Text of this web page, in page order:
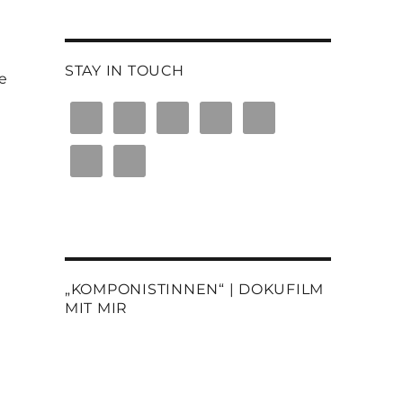
STAY IN TOUCH
„KOMPONISTINNEN“ | DOKUFILM
MIT MIR